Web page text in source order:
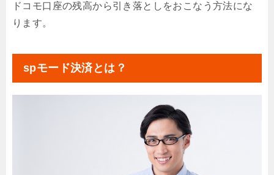
ドコモ口座の残高から引き落としをおこなう方法にな
ります。
spモード決済とは？